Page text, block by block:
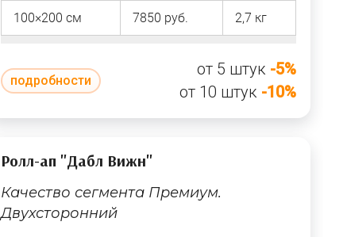
100×200 см 7850 руб. 2,7 кг
подробности
от 5 штук -5%
от 10 штук -10%
Ролл-ап "Дабл Вижн"
Качество сегмента Премиум.
Двухсторонний